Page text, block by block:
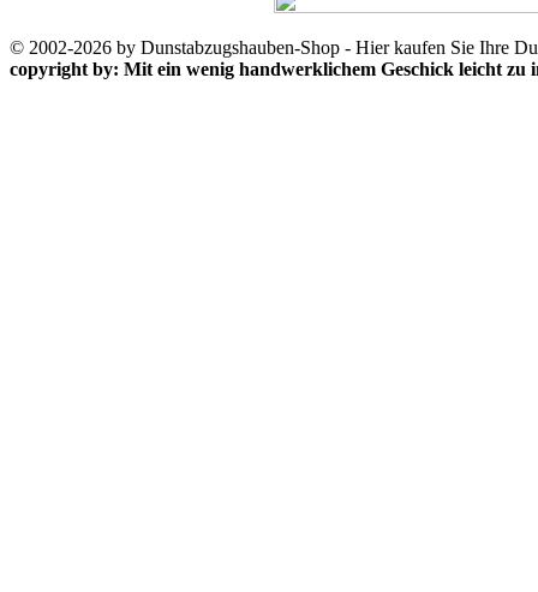
© 2002-2026 by Dunstabzugshauben-Shop - Hier kaufen Sie Ihre
copyright by: Mit ein wenig handwerklichem Geschick leicht zu